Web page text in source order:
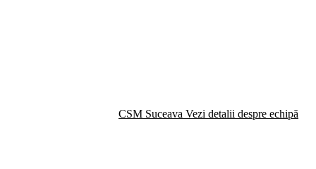
CSM Suceava Vezi detalii despre echipă